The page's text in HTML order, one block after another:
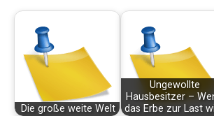
Die große weite Welt
Ungewollte
Hausbesitzer –
das Erbe zur Last